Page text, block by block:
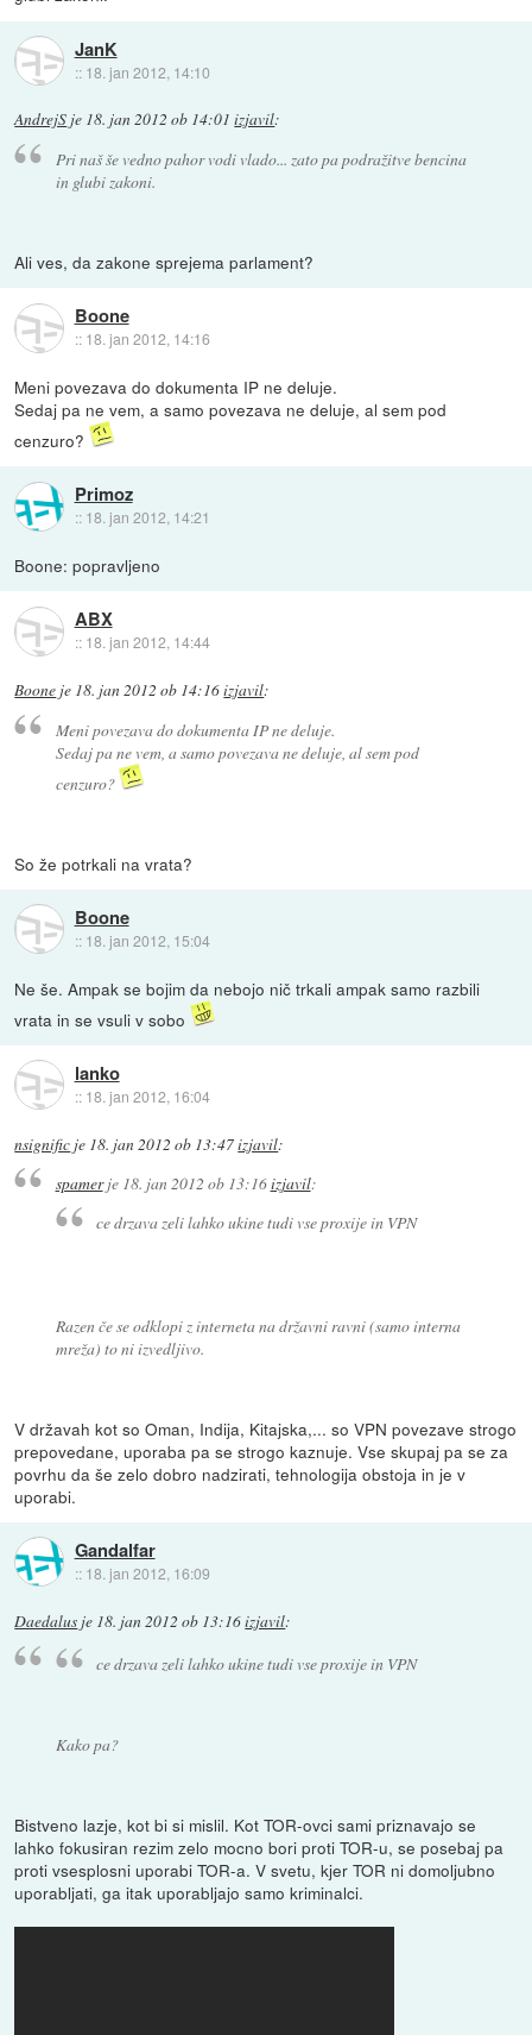
JanK
:: 18. jan 2012, 14:10
AndrejS je 18. jan 2012 ob 14:01 izjavil:
Pri naš še vedno pahor vodi vlado... zato pa podražitve bencina
in glubi zakoni.
Ali ves, da zakone sprejema parlament?
Boone
:: 18. jan 2012, 14:16
Meni povezava do dokumenta IP ne deluje.
Sedaj pa ne vem, a samo povezava ne deluje, al sem pod
cenzuro?
Primoz
:: 18. jan 2012, 14:21
Boone: popravljeno
ABX
:: 18. jan 2012, 14:44
Boone je 18. jan 2012 ob 14:16izjavil:
Meni povezava do dokumenta IP ne deluje.
Sedaj pa ne vem, a samo povezava ne deluje, al sem pod
cenzuro?
So že potrkali na vrata?
Boone
:: 18. jan 2012, 15:04
Ne še. Ampak se bojim da nebojo nič trkali ampak samo razbili
vrata in se vsuli v sobo
lanko
:: 18. jan 2012, 16:04
nsignific je 18. jan 2012 ob 13:47izjavil:
spamerje 18. jan 2012 ob 13:16izjavil:
ce drzava zeli lahko ukine tudi vse proxije in VPN
Razen če se odklopi z interneta na državni ravni (samo interna
mreža) to ni izvedljivo.
V državah kot so Oman, Indija, Kitajska,... so VPN povezave strogo
prepovedane, uporaba pa se strogo kaznuje. Vse skupaj pa se za
povrhu da še zelo dobro nadzirati, tehnologija obstoja in je v
uporabi.
Gandalfar
:: 18. jan 2012, 16:09
Daedalus je 18. jan 2012 ob 13:16izjavil:
ce drzava zeli lahko ukine tudi vse proxije in VPN
Kako pa?
Bistveno lazje, kot bi si mislil. Kot TOR-ovci sami priznavajo se
lahko fokusiran rezim zelo mocno bori proti TOR-u, se posebaj pa
proti vsesplosni uporabi TOR-a. V svetu, kjer TOR ni domoljubno
uporabljati, ga itak uporabljajo samo kriminalci.